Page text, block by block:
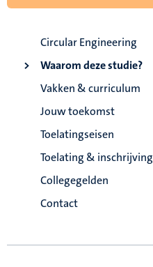
Circular Engineering
Waarom deze studie?
Vakken & curriculum
Jouw toekomst
Toelatingseisen
Toelating & inschrijving
Collegegelden
Contact